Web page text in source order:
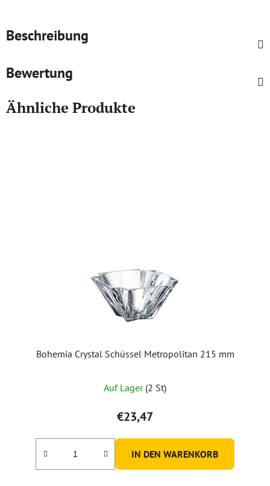
Beschreibung
Bewertung
Ähnliche Produkte
Bohemia Crystal Schüssel Metropolitan 215 mm
durchschnittliche
Produktbewertung
ist
5,0
von
Auf Lager (2 St)
€23,47
IN DEN WARENKORB